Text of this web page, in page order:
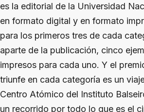
es la editorial de la Universidad
en formato digital y en formato
para los primeros tres de cada
aparte de la publicación, cinco
impresos para cada uno. Y el
triunfe en cada categoría es un
Centro Atómico del Instituto
un recorrido por todo lo que es el